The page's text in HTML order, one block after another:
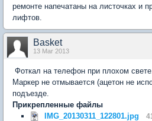
ремонте напечатаны на листочках и
лифтов.
Basket
13 Mar 2013
Фоткал на телефон при плохом свете.
Маркер не отмывается (ацетон не
подъезде.
Прикрепленные файлы
IMG_20130311_122801.jpg